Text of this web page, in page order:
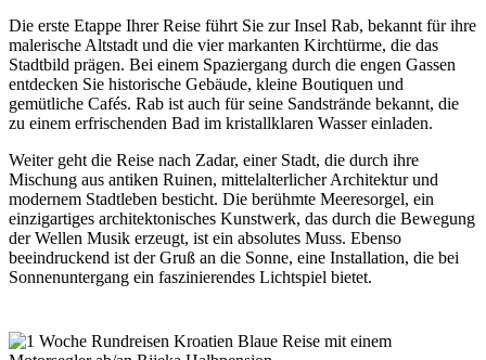
Die erste Etappe Ihrer Reise führt Sie zur Insel Rab, bekannt für ihre
malerische Altstadt und die vier markanten Kirchtürme, die das
Stadtbild prägen. Bei einem Spaziergang durch die engen Gassen
entdecken Sie historische Gebäude, kleine Boutiquen und
gemütliche Cafés. Rab ist auch für seine Sandstrände bekannt, die
zu einem erfrischenden Bad im kristallklaren Wasser einladen.
Weiter geht die Reise nach Zadar, einer Stadt, die durch ihre
Mischung aus antiken Ruinen, mittelalterlicher Architektur und
modernem Stadtleben besticht. Die berühmte Meeresorgel, ein
einzigartiges architektonisches Kunstwerk, das durch die Bewegung
der Wellen Musik erzeugt, ist ein absolutes Muss. Ebenso
beeindruckend ist der Gruß an die Sonne, eine Installation, die bei
Sonnenuntergang ein faszinierendes Lichtspiel bietet.